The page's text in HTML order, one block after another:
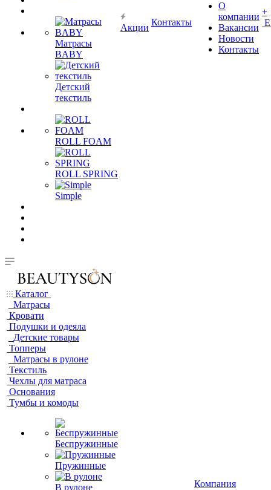
Матрасы
BABY
Детский
текстиль
ROLL FOAM
ROLL SPRING
Simple
Акции
Контакты
О
компании
Вакансии
Новости
Контакты
+
Каталог
Матрасы
Кровати
Подушки и одеяла
Детские товары
Топперы
Матрасы в рулоне
Текстиль
Чехлы для матраса
Основания
Тумбы и комоды
Беспружинные
Пружинные
В рулоне
Компания